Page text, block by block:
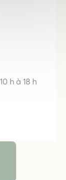
h à 18 h